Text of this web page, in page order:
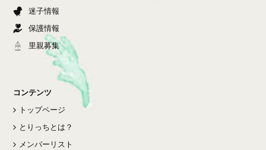
迷子情報
保護情報
里親募集
コンテンツ
トップページ
とりっちとは？
メンバーリスト